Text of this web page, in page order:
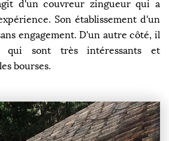
d'un couvreur zingueur qui a
Son établissement d'un
engagement. D'un autre côté, il
qui sont très intéressants et
bourses.